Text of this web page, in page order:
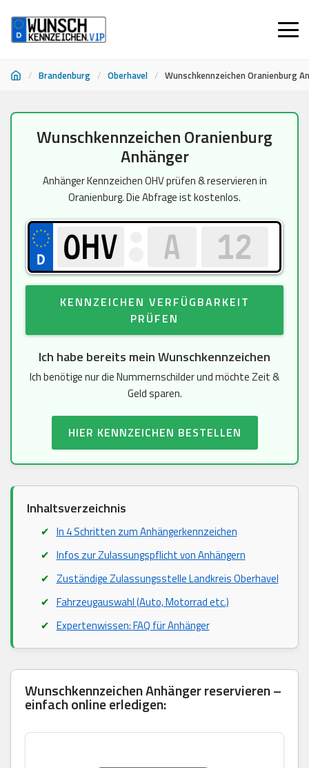
/ Brandenburg / Oberhavel / Wunschkennzeichen Oranienburg
Wunschkennzeichen Oranienburg
Anhänger
Anhänger Kennzeichen OHV prüfen & reservieren in
Oranienburg. Die Abfrage ist kostenlos.
KENNZEICHEN VERFÜGBARKEIT
PRÜFEN
Ich habe bereits mein Wunschkennzeichen
Ich benötige nur die Nummernschilder und möchte Zeit &
Geld sparen.
HIER KENNZEICHEN BESTELLEN
Inhaltsverzeichnis
In 4 Schritten zum Anhängerkennzeichen
Infos zur Zulassungspflicht von Anhängern
Zuständige Zulassungsstelle Landkreis Oberhavel
Fahrzeugauswahl (Auto, Motorrad etc.)
Expertenwissen: FAQ für Anhänger
Wunschkennzeichen Anhänger reservieren –
einfach online erledigen: